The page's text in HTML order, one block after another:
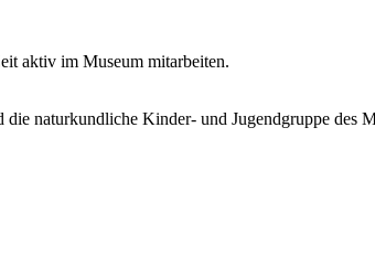
aktiv im Museum mitarbeiten.
naturkundliche Kinder- und Jugendgruppe des